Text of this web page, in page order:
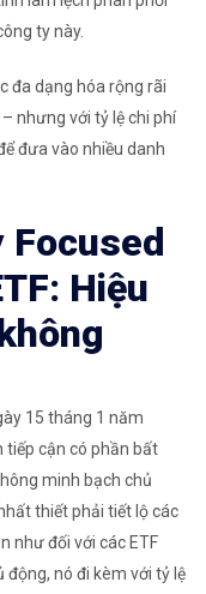
ty này.
đa dạng hóa rộng rãi
nhưng với tỷ lệ chi phí
đưa vào nhiều danh
Focused
Hiệu
15 tháng 1 năm
tiếp cận có phần bất
minh bạch chủ
thiết phải tiết lộ các
như đối với các ETF
nó đi kèm với tỷ lệ